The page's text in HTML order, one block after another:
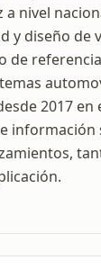
nivel
y diseño de
de
2017
información